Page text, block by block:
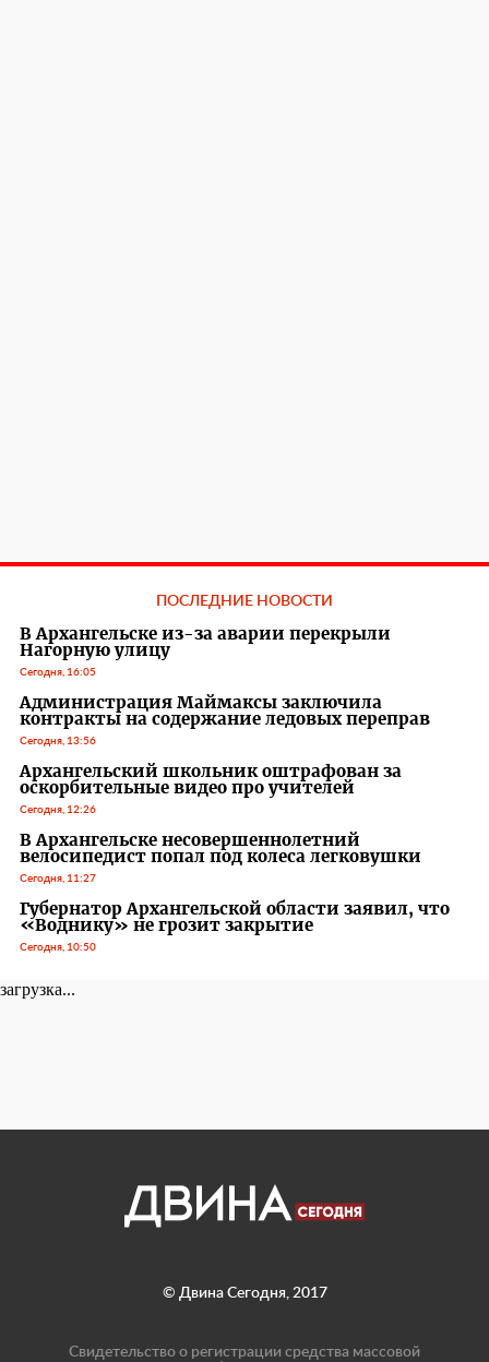
ПОСЛЕДНИЕ НОВОСТИ
В Архангельске из-за аварии перекрыли
Нагорную улицу
Сегодня, 16:05
Администрация Маймаксы заключила
контракты на содержание ледовых переправ
Сегодня, 13:56
Архангельский школьник оштрафован за
оскорбительные видео про учителей
Сегодня, 12:26
В Архангельске несовершеннолетний
велосипедист попал под колеса легковушки
Сегодня, 11:27
Губернатор Архангельской области заявил, что
«Воднику» не грозит закрытие
Сегодня, 10:50
загрузка...
© Двина Сегодня, 2017
Свидетельство о регистрации средства массовой